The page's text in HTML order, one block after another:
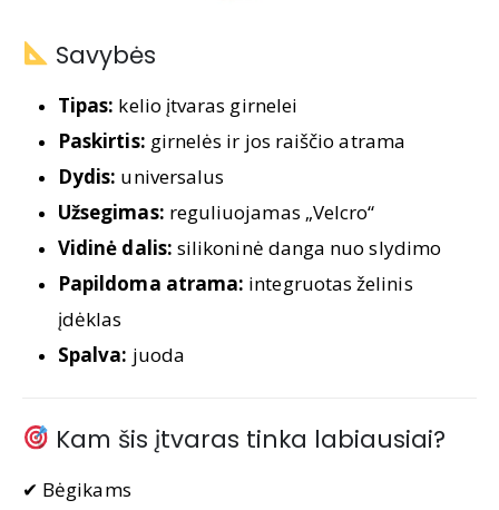
Savybės
Tipas: kelio įtvaras girnelei
Paskirtis: girnelės ir jos raiščio atrama
Dydis: universalus
Užsegimas: reguliuojamas „Velcro“
Vidinė dalis: silikoninė danga nuo slydimo
Papildoma atrama: integruotas želinis
įdėklas
Spalva: juoda
Kam šis įtvaras tinka labiausiai?
✔ Bėgikams